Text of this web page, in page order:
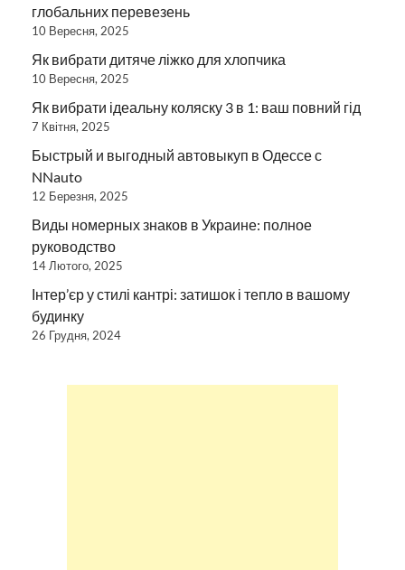
глобальних перевезень
10 Вересня, 2025
Як вибрати дитяче ліжко для хлопчика
10 Вересня, 2025
Як вибрати ідеальну коляску 3 в 1: ваш повний гід
7 Квітня, 2025
Быстрый и выгодный автовыкуп в Одессе с
NNauto
12 Березня, 2025
Виды номерных знаков в Украине: полное
руководство
14 Лютого, 2025
Інтер’єр у стилі кантрі: затишок і тепло в вашому
будинку
26 Грудня, 2024